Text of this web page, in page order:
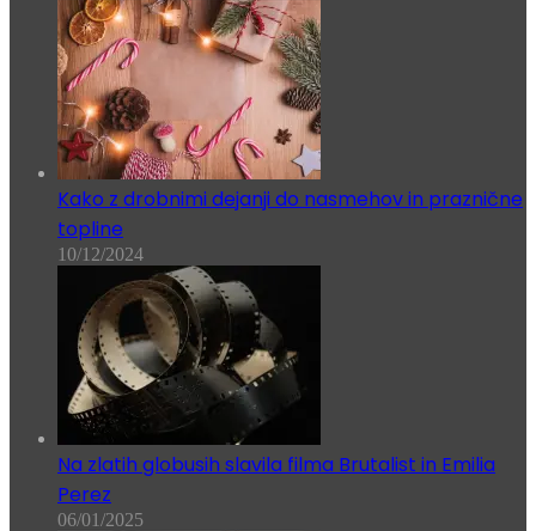
Kako z drobnimi dejanji do nasmehov in praznične
topline
10/12/2024
Na zlatih globusih slavila filma Brutalist in Emilia
Perez
06/01/2025